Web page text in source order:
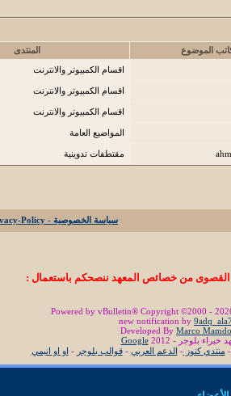
الموضوع
المنتدى
اقسام الكمبيوتر والانترنت
اقسام الكمبيوتر والانترنت
اقسام الكمبيوتر والانترنت
المواضيع العامة
مقتطفات تدوينية
سياسة الخصوصية - Privacy-Policy
القصوى من خصائص المعهد ننصحكم باستعمال :
Powered by vBulletin® Copyright ©2000 -
new notification by
Developed By Marco
خبراء بلوجر - 2012
Google
- منتدي كنوز- الدعم العربي -قوالب بلوجر - او او انيمي